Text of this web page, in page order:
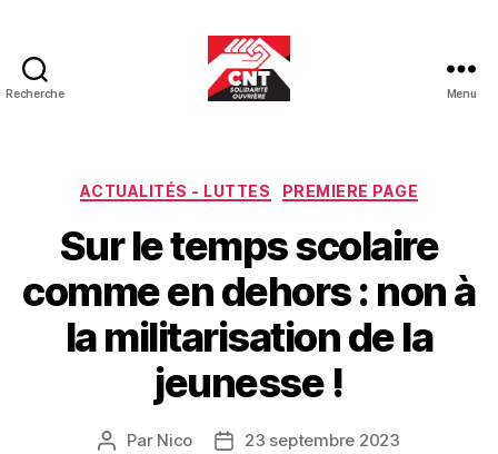
Recherche Menu
Catégories
ACTUALITÉS - LUTTES PREMIERE PAGE
Sur le temps scolaire
comme en dehors : non à
la militarisation de la
jeunesse !
Auteur
Par Nico
Date23 septembre 2023